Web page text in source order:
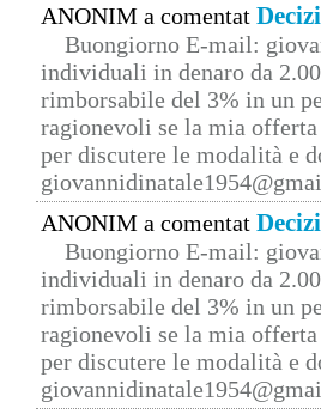
ANONIM a comentat
Buongiorno E-mail:
individuali in denaro da
rimborsabile del 3% in un
ragionevoli se la mia
per discutere le modalità e
ANONIM a comentat
Buongiorno E-mail:
individuali in denaro da
rimborsabile del 3% in un
ragionevoli se la mia
per discutere le modalità e